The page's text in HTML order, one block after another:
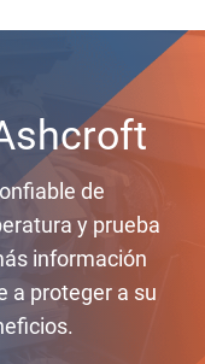
de
y prueba
información
a proteger a su